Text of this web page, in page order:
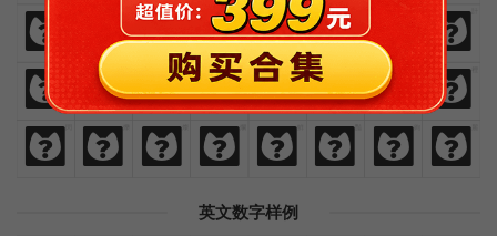
歡 迎 來
來 貓
貓 啃
啃 網 設 計
熱 愛 與
與 執
執 著
著 時 間 裡
裡
閃 爍 燦
燦 爛
爛 鮮 豔 絢
絢 麗
麗
英文数字样例